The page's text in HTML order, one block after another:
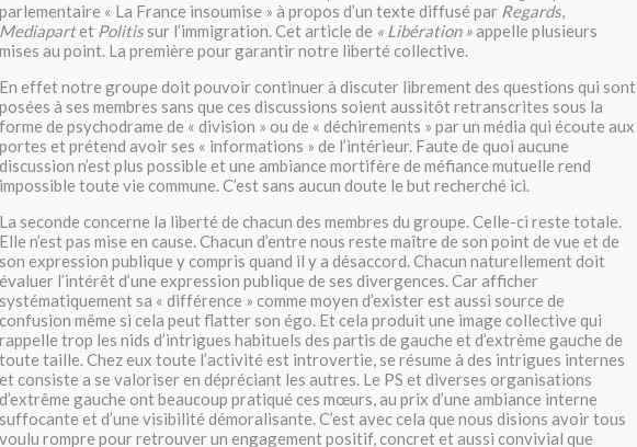
parlementaire « La France insoumise » à propos d’un texte diffusé par Regards,
Mediapartet Politissur l’immigration. Cet article de « Libération »appelle plusieurs
mises au point. La première pour garantir notre liberté collective.
En effet notre groupe doit pouvoir continuer à discuter librement des questions qui sont
posées à ses membres sans que ces discussions soient aussitôt retranscrites sous la
forme de psychodrame de « division » ou de « déchirements » par un média qui écoute aux
portes et prétend avoir ses « informations » de l’intérieur. Faute de quoi aucune
discussion n’est plus possible et une ambiance mortifère de méfiance mutuelle rend
impossible toute vie commune. C’est sans aucun doute le but recherché ici.
La seconde concerne la liberté de chacun des membres du groupe. Celle-ci reste totale.
Elle n’est pas mise en cause. Chacun d’entre nous reste maître de son point de vue et de
son expression publique y compris quand il y a désaccord. Chacun naturellement doit
évaluer l’intérêt d’une expression publique de ses divergences. Car afficher
systématiquement sa « différence » comme moyen d’exister est aussi source de
confusion même si cela peut flatter son égo. Et cela produit une image collective qui
rappelle trop les nids d’intrigues habituels des partis de gauche et d’extrème gauche de
toute taille. Chez eux toute l’activité est introvertie, se résume à des intrigues internes
et consiste a se valoriser en dépréciant les autres. Le PS et diverses organisations
d’extrême gauche ont beaucoup pratiqué ces mœurs, au prix d’une ambiance interne
suffocante et d’une visibilité démoralisante. C’est avec cela que nous disions avoir tous
voulu rompre pour retrouver un engagement positif, concret et aussi convivial que